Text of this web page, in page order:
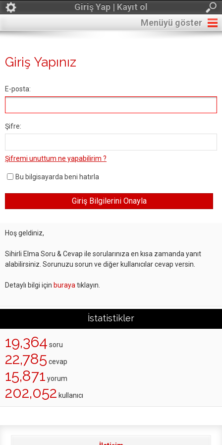
Giriş Yap | Kayıt ol
Menüyü göster
Giriş Yapınız
E-posta:
Şifre:
Şifremi unuttum ne yapabilirim ?
Bu bilgisayarda beni hatırla
Hoş geldiniz,
Sihirli Elma Soru & Cevap ile sorularınıza en kısa zamanda yanıt
alabilirsiniz. Sorunuzu sorun ve diğer kullanıcılar cevap versin.
Detaylı bilgi için buraya tıklayın.
İstatistikler
19,364 soru
22,785 cevap
15,871 yorum
202,052 kullanıcı